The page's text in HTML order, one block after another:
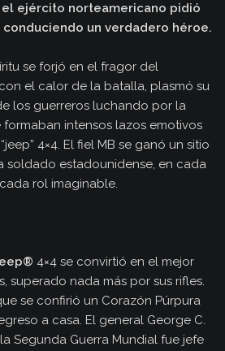
el ejército norteamericano pidió
conduciendo un verdadero héroe.
se forjó en el fragor del
el calor de la batalla, plasmó su
los guerreros luchando por la
formaban intensos lazos emotivos
4×4. El fiel MB se ganó un sitio
soldado estadounidense, en cada
rol imaginable.
4×4 se convirtió en el mejor
superado nada más por sus rifles.
se confirió un Corazón Púrpura
a casa. El general George C.
Segunda Guerra Mundial fue jefe